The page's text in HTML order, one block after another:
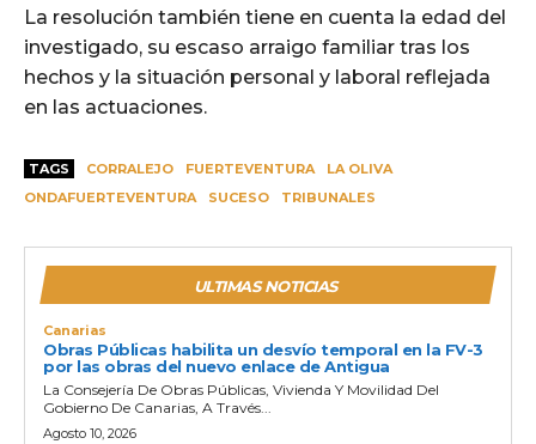
La resolución también tiene en cuenta la edad del
investigado, su escaso arraigo familiar tras los
hechos y la situación personal y laboral reflejada
en las actuaciones.
TAGS CORRALEJO FUERTEVENTURA
LA OLIVA
ONDAFUERTEVENTURA
SUCESO TRIBUNALES
ULTIMAS NOTICIAS
Canarias
Obras Públicas habilita un desvío temporal en la FV-3
por las obras del nuevo enlace de Antigua
La Consejería De Obras Públicas, Vivienda Y Movilidad Del
Gobierno De Canarias, A Través...
Agosto 10, 2026